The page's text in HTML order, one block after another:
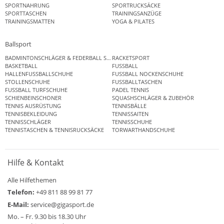
SPORTNAHRUNG
SPORTRUCKSÄCKE
SPORTTASCHEN
TRAININGSANZÜGE
TRAININGSMATTEN
YOGA & PILATES
Ballsport
BADMINTONSCHLÄGER & FEDERBALL SETSRACKETSPORT
BASKETBALL
FUSSBALL
HALLENFUSSBALLSCHUHE
FUSSBALL NOCKENSCHUHE
STOLLENSCHUHE
FUSSBALLTASCHEN
FUSSBALL TURFSCHUHE
PADEL TENNIS
SCHIENBEINSCHONER
SQUASHSCHLÄGER & ZUBEHÖR
TENNIS AUSRÜSTUNG
TENNISBÄLLE
TENNISBEKLEIDUNG
TENNISSAITEN
TENNISSCHLÄGER
TENNISSCHUHE
TENNISTASCHEN & TENNISRUCKSÄCKE
TORWARTHANDSCHUHE
Hilfe & Kontakt
Alle Hilfethemen
Telefon: +49 811 88 99 81 77
E-Mail: service@gigasport.de
Mo. – Fr. 9.30 bis 18.30 Uhr